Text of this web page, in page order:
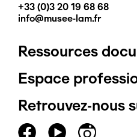
+33 (0)3 20 19 68 68
info@musee-lam.fr
Pied
de
page
Ressources
Espace
Retrouvez-nous